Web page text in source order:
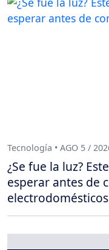
Tecnología • AGO 5 /
¿Se fue la luz?
esperar antes de
electrodomésticos